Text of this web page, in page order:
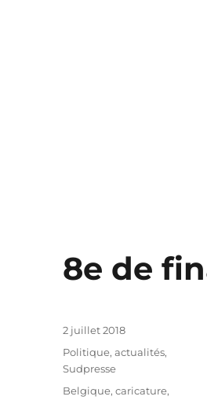
8e de
Publié
2 juillet 2018
Catégories
Politique, actualités,
Sudpresse
Étiquettes
Belgique,caricature,